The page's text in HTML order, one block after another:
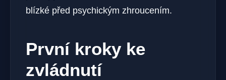
blízké před⁢ psychickým⁤ zhroucením.
První kroky ke
zvládnutí